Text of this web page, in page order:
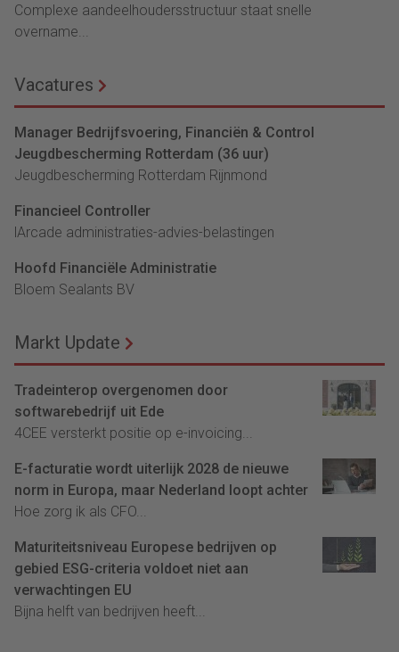
Complexe aandeelhoudersstructuur staat snelle
overname...
Vacatures
Manager Bedrijfsvoering, Financiën & Control
Jeugdbescherming Rotterdam (36 uur)
Jeugdbescherming Rotterdam Rijnmond
Financieel Controller
lArcade administraties-advies-belastingen
Hoofd Financiële Administratie
Bloem Sealants BV
Markt Update
Tradeinterop overgenomen door
softwarebedrijf uit Ede
4CEE versterkt positie op e-invoicing...
E-facturatie wordt uiterlijk 2028 de nieuwe
norm in Europa, maar Nederland loopt achter
Hoe zorg ik als CFO...
Maturiteitsniveau Europese bedrijven op
gebied ESG-criteria voldoet niet aan
verwachtingen EU
Bijna helft van bedrijven heeft...